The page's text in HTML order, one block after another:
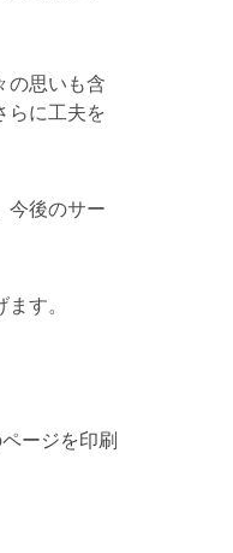
の思いも含
らに工夫を
今後のサー
す。
ージを印刷